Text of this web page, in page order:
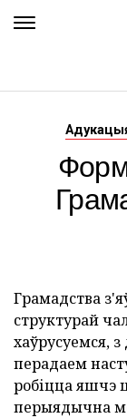
Грамадства
структурай
хаўрусуемся,
перадаем
робіцца яшчэ
перыядычна